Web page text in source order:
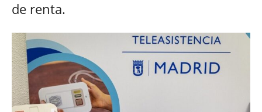
de renta.